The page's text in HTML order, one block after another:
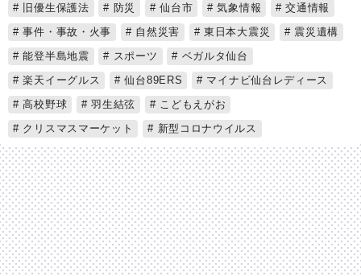
旧優生保護法
防災 仙台市 気象情報
交通情報
事件・事故・火事
自然災害 東日本大震災
震災遺構
能登半島地震
スポーツ
ベガルタ仙台
楽天イーグルス
仙台89ERS
マイナビ仙台レディース
高校野球
羽生結弦
こどもえがお
クリスマスマーケット
新型コロナウイルス